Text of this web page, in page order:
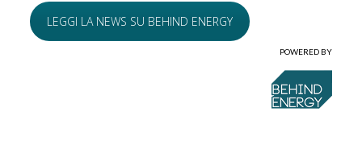
LEGGI LA NEWS SU BEHIND ENERGY
POWERED BY